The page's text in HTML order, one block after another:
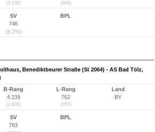
(3.102) (609)
SV
746
(6,2%)
BPL
Benediktbeurer Straße (St 2064) - AS Bad Tölz,
B-Rang
4.139
(1.806)
L-Rang
762
(355)
Land
BY
SV
783
BPL